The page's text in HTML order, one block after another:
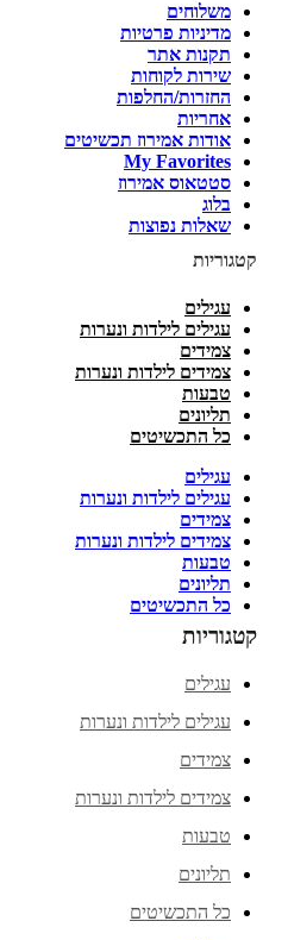
משלוחים
מדיניות פרטיות
תקנות אתר
שירות לקוחות
החזרות/החלפות
אחריות
אודות אמירוז תכשיטים
My Favorites
סטטאוס אמירוז
בלוג
שאלות נפוצות
קטגוריות
עגילים
עגילים לילדות ונערות
צמידים
צמידים לילדות ונערות
טבעות
תליונים
כל התכשיטים
עגילים
עגילים לילדות ונערות
צמידים
צמידים לילדות ונערות
טבעות
תליונים
כל התכשיטים
קטגוריות
עגילים
עגילים לילדות ונערות
צמידים
צמידים לילדות ונערות
טבעות
תליונים
כל התכשיטים